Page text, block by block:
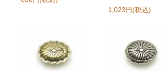
1,023円(税込)